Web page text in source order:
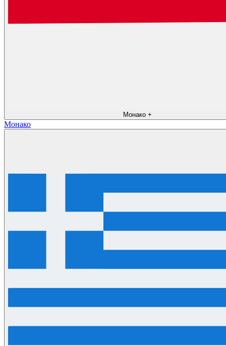
Монако +
Монако